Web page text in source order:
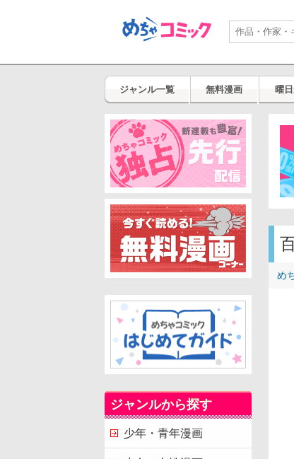
ジャンル一覧 無料漫画 曜
め
ジャンルから探す
少年・青年漫画